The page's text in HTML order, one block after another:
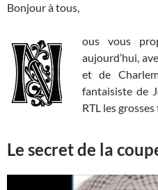
Bonjour à tous,
ous vous
aujourd’hui,
et de
fantaisiste de
RTL les
Le secret de la